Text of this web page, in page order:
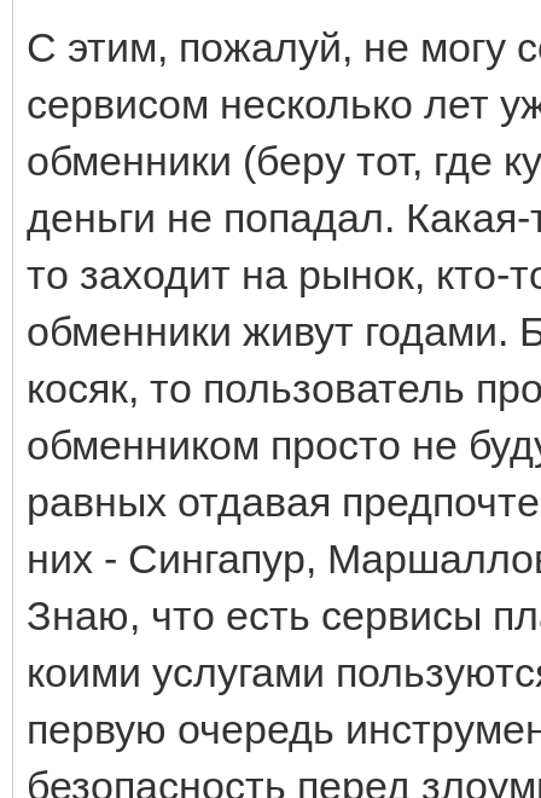
С этим, пожалуй, не могу
сервисом несколько лет
обменники (беру тот, где
деньги не попадал.
то заходит на рынок, кто-
обменники живут годами.
косяк, то пользователь
обменником просто не
равных отдавая
них - Сингапур,
Знаю, что есть сервисы
коими услугами
первую очередь
безопасность перед